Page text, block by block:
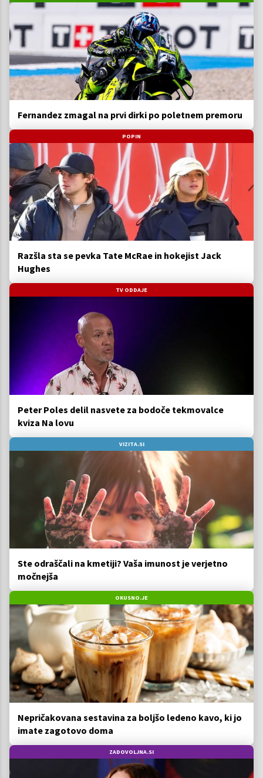
Fernandez zmagal na prvi dirki po poletnem premoru
POPIN
Razšla sta se pevka Tate McRae in hokejist Jack
Hughes
TV ODDAJE
Peter Poles delil nasvete za bodoče tekmovalce
kviza Na lovu
VIZITA.SI
Ste odraščali na kmetiji? Vaša imunost je verjetno
močnejša
OKUSNO.JE
Nepričakovana sestavina za boljšo ledeno kavo, ki jo
imate zagotovo doma
ZADOVOLJNA.SI